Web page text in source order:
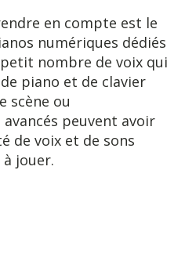
en compte est le
numériques dédiés
nombre de voix qui
piano et de clavier
scène ou
peuvent avoir
de voix et de sons
jouer.